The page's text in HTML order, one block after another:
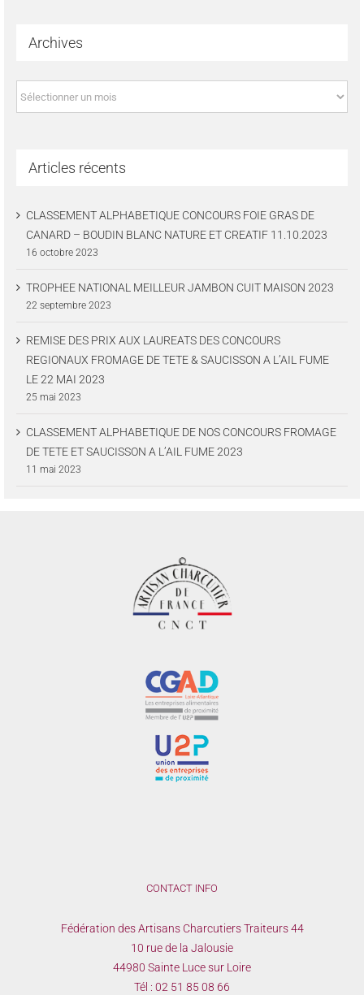
Archives
Archives
Articles récents
CLASSEMENT ALPHABETIQUE CONCOURS FOIE GRAS DE
CANARD – BOUDIN BLANC NATURE ET CREATIF 11.10.2023
16 octobre 2023
TROPHEE NATIONAL MEILLEUR JAMBON CUIT MAISON 2023
22 septembre 2023
REMISE DES PRIX AUX LAUREATS DES CONCOURS
REGIONAUX FROMAGE DE TETE & SAUCISSON A L’AIL FUME
LE 22 MAI 2023
25 mai 2023
CLASSEMENT ALPHABETIQUE DE NOS CONCOURS FROMAGE
DE TETE ET SAUCISSON A L’AIL FUME 2023
11 mai 2023
CONTACT INFO
Fédération des Artisans Charcutiers Traiteurs 44
10 rue de la Jalousie
44980 Sainte Luce sur Loire
Tél : 02 51 85 08 66